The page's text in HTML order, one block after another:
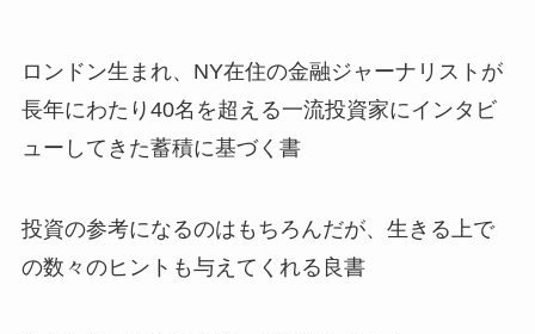
ロンドン生まれ、NY在住の金融ジャーナリストが
長年にわたり40名を超える一流投資家にインタビ
ューしてきた蓄積に基づく書
投資の参考になるのはもちろんだが、生きる上で
の数々のヒントも与えてくれる良書